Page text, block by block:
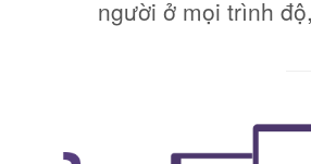
người ở mọi trình